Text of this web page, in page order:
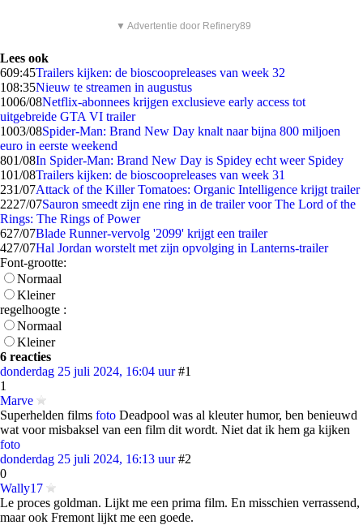
▼ Advertentie door Refinery89
Lees ook
609:45Trailers kijken: de bioscoopreleases van week 32
108:35Nieuw te streamen in augustus
1006/08Netflix-abonnees krijgen exclusieve early access tot
uitgebreide GTA VI trailer
1003/08Spider-Man: Brand New Day knalt naar bijna 800 miljoen
euro in eerste weekend
801/08In Spider-Man: Brand New Day is Spidey echt weer Spidey
101/08Trailers kijken: de bioscoopreleases van week 31
231/07Attack of the Killer Tomatoes: Organic Intelligence krijgt trailer
2227/07Sauron smeedt zijn ene ring in de trailer voor The Lord of the
Rings: The Rings of Power
627/07Blade Runner-vervolg '2099' krijgt een trailer
427/07Hal Jordan worstelt met zijn opvolging in Lanterns-trailer
Font-grootte:
Normaal
Kleiner
regelhoogte :
Normaal
Kleiner
6 reacties
donderdag 25 juli 2024, 16:04 uur #1
1
Marve
Superhelden films foto Deadpool was al kleuter humor, ben benieuwd
wat voor misbaksel van een film dit wordt. Niet dat ik hem ga kijken
foto
donderdag 25 juli 2024, 16:13 uur #2
0
Wally17
Le proces goldman. Lijkt me een prima film. En misschien verrassend,
maar ook Fremont lijkt me een goede.